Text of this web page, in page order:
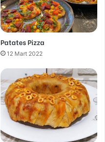
Patates Pizza
12 Mart 2022